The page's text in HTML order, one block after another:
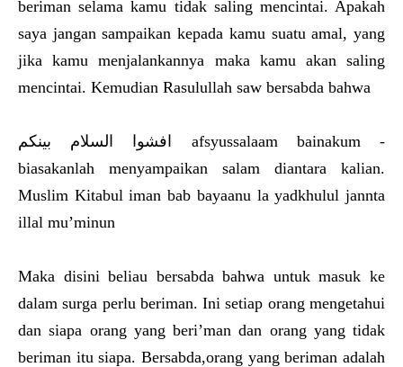
beriman selama kamu tidak saling mencintai. Apakah
saya jangan sampaikan kepada kamu suatu amal, yang
jika kamu menjalankannya maka kamu akan saling
mencintai. Kemudian Rasulullah saw bersabda bahwa
افشوا السلام بينكم afsyussalaam bainakum -
biasakanlah menyampaikan salam diantara kalian.
Muslim Kitabul iman bab bayaanu la yadkhulul jannta
illal mu’minun
Maka disini beliau bersabda bahwa untuk masuk ke
dalam surga perlu beriman. Ini setiap orang mengetahui
dan siapa orang yang beri’man dan orang yang tidak
beriman itu siapa. Bersabda,orang yang beriman adalah